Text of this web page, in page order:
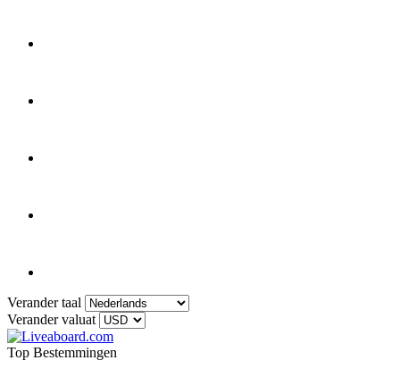
Verander taal
Verander valuat
Top Bestemmingen